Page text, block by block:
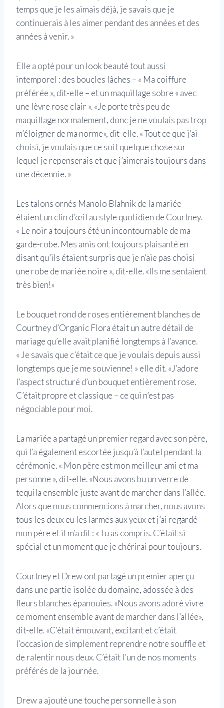
temps que je les aimais déjà, je savais que je
continuerais à les aimer pendant des années et des
années à venir. »
Elle a opté pour un look beauté tout aussi
intemporel : des boucles lâches – « Ma coiffure
préférée », dit-elle – et un maquillage sobre « avec
une lèvre rose clair ». «Je porte très peu de
maquillage normalement, donc je ne voulais pas trop
m’éloigner de ma norme», dit-elle. « Tout ce que j’ai
choisi, je voulais que ce soit quelque chose sur
lequel je repenserais et que j’aimerais toujours dans
une décennie. »
Les talons ornés Manolo Blahnik de la mariée
étaient un clin d’œil au style quotidien de Courtney.
« Le noir a toujours été un incontournable de ma
garde-robe. Mes amis ont toujours plaisanté en
disant qu’ils étaient surpris que je n’aie pas choisi
une robe de mariée noire », dit-elle. «Ils me sentaient
très bien!»
Le bouquet rond de roses entièrement blanches de
Courtney d’Organic Flora était un autre détail de
mariage qu’elle avait planifié longtemps à l’avance.
« Je savais que c’était ce que je voulais depuis aussi
longtemps que je me souvienne! » elle dit. «J’adore
l’aspect structuré d’un bouquet entièrement rose.
C’était propre et classique – ce qui n’est pas
négociable pour moi.
La mariée a partagé un premier regard avec son père,
qui l’a également escortée jusqu’à l’autel pendant la
cérémonie. « Mon père est mon meilleur ami et ma
personne », dit-elle. «Nous avons bu un verre de
tequila ensemble juste avant de marcher dans l’allée.
Alors que nous commencions à marcher, nous avons
tous les deux eu les larmes aux yeux et j’ai regardé
mon père et il m’a dit : « Tu as compris. C’était si
spécial et un moment que je chérirai pour toujours.
Courtney et Drew ont partagé un premier aperçu
dans une partie isolée du domaine, adossée à des
fleurs blanches épanouies. «Nous avons adoré vivre
ce moment ensemble avant de marcher dans l’allée»,
dit-elle. «C’était émouvant, excitant et c’était
l’occasion de simplement reprendre notre souffle et
de ralentir nous deux. C’était l’un de nos moments
préférés de la journée.
Drew a ajouté une touche personnelle à son